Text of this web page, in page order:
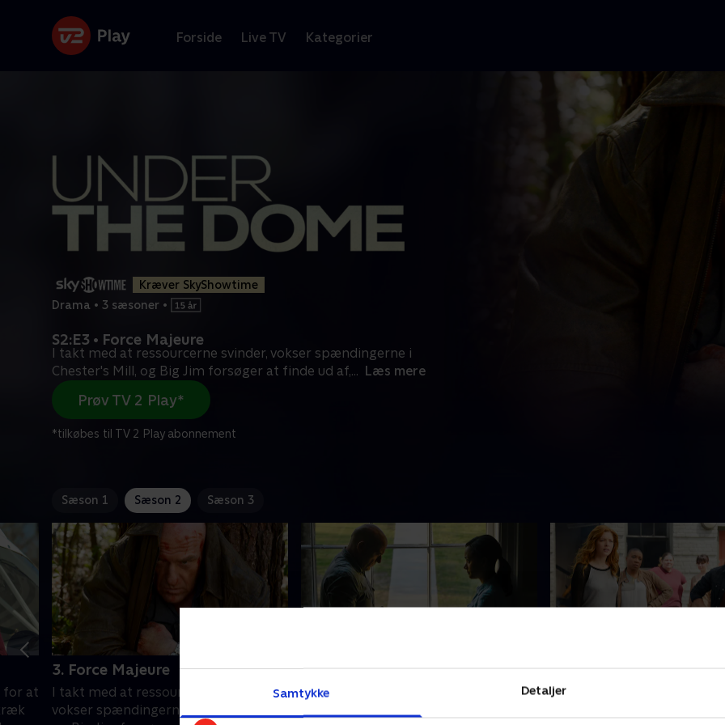
Samtykke Detaljer
Forside Live TV Kategorier
Kræver SkyShowtime
Drama • 3 sæsoner •
S2:E3 • Force Majeure
I takt med at ressourcerne svinder, vokser spændingerne i
Chester's Mill, og Big Jim forsøger at finde ud af,... Læs mere
Prøv TV 2 Play*
*tilkøbes til TV 2 Play abonnement
Sæson 1 Sæson 2 Sæson 3
for at
3. Force Majeure
I takt med at ressourcerne svinder,
vokser spændingerne i Chester's Mill,
4. Revelation
Big Jim og Rebecca er villige til at gå
Indbyggerne er delte i